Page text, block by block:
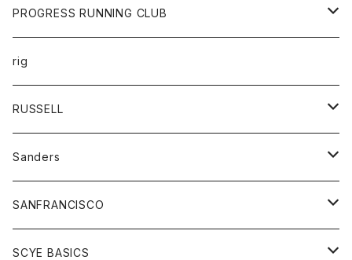
ニット
ベスト
パンツ
カットソー
コート
エプロン
キッズ
オーバーオール
ボトム
ペインターパンツ
PROGRESS RUNNING CLUB
トップス
Tシャツ
グッズ
帽子
rig
RUSSELL
アウター
コート
パーカー
スカート
Tシャツ
Sanders
グッズ
靴
SANFRANCISCO
アウター
SCYE BASICS